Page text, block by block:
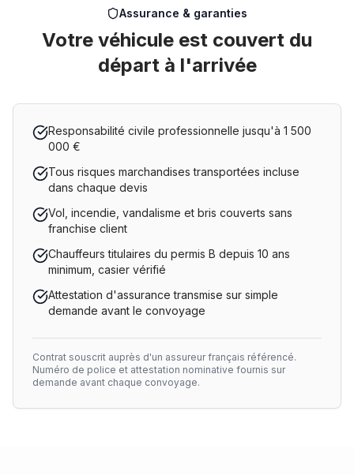
Assurance & garanties
Votre véhicule est couvert du
départ à l'arrivée
Responsabilité civile professionnelle jusqu'à 1 500
000 €
Tous risques marchandises transportées incluse
dans chaque devis
Vol, incendie, vandalisme et bris couverts sans
franchise client
Chauffeurs titulaires du permis B depuis 10 ans
minimum, casier vérifié
Attestation d'assurance transmise sur simple
demande avant le convoyage
Contrat souscrit auprès d'un assureur français référencé.
Numéro de police et attestation nominative fournis sur
demande avant chaque convoyage.